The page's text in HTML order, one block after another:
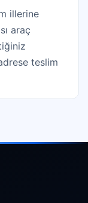
illerine
araç
teslim